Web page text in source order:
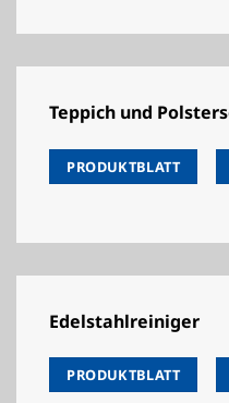
Teppich und
PRODUKTBLATT
Edelstahlreiniger
PRODUKTBLATT